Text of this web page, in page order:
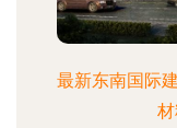
最新东南国际